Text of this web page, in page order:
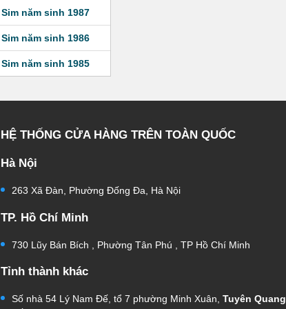
Sim năm sinh 1987
Sim năm sinh 1986
Sim năm sinh 1985
HỆ THỐNG CỬA HÀNG TRÊN TOÀN QUỐC
Hà Nội
263 Xã Đàn, Phường Đống Đa, Hà Nội
TP. Hồ Chí Minh
730 Lũy Bán Bích , Phường Tân Phú , TP Hồ Chí Minh
Tỉnh thành khác
Số nhà 54 Lý Nam Đế, tổ 7 phường Minh Xuân, Tuyên Quang